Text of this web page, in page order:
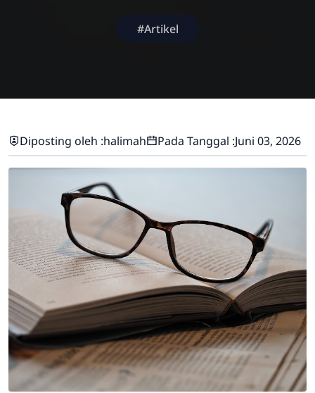
#Artikel
Diposting oleh :halimah Pada Tanggal :Juni 03, 2026